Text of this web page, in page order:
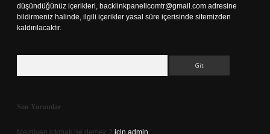
düşündüğünüz içerikleri, backlinkpanelicomtr@gmail.com adresine
bildirmeniz halinde, ilgili içerikler yasal süre içerisinde sitemizden
kaldırılacaktır.
Son Yorumlar
Merdiven çıkmak ne demek ? için admin